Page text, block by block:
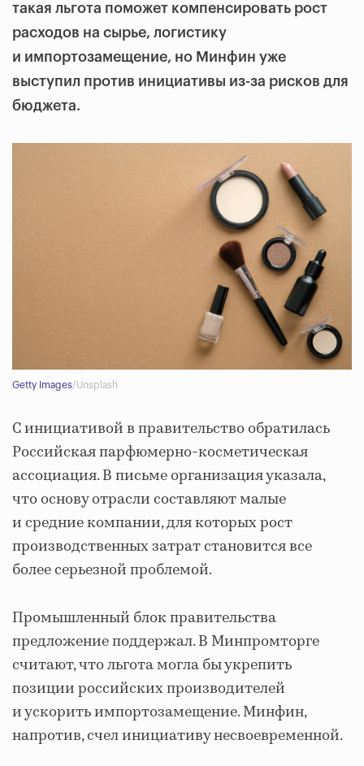
такая льгота поможет компенсировать рост
расходов на сырье, логистику
и импортозамещение, но Минфин уже
выступил против инициативы из-за рисков для
бюджета.
Getty Images/Unsplash
С инициативой в правительство обратилась
Российская парфюмерно-косметическая
ассоциация. В письме организация указала,
что основу отрасли составляют малые
и средние компании, для которых рост
производственных затрат становится все
более серьезной проблемой.
Промышленный блок правительства
предложение поддержал. В Минпромторге
считают, что льгота могла бы укрепить
позиции российских производителей
и ускорить импортозамещение. Минфин,
напротив, счел инициативу несвоевременной.